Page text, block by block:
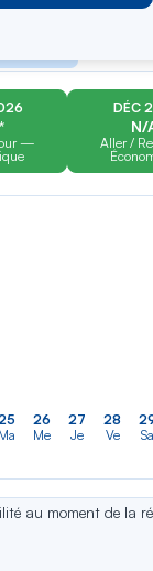
—
DÉC
N/
Aller /
Ma
26
Me
27
Je
28
Ve
Sa
au moment de la